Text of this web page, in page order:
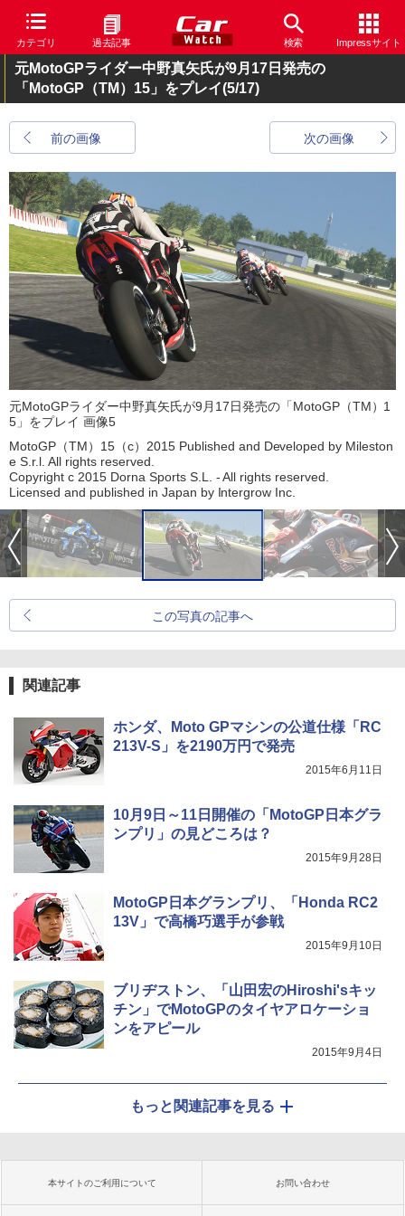
カテゴリ 過去記事 検索 Impressサイト
元MotoGPライダー中野真矢氏が9月17日発売の
「MotoGP（TM）15」をプレイ(5/17)
前の画像 次の画像
元MotoGPライダー中野真矢氏が9月17日発売の「MotoGP（TM）1
5」をプレイ 画像5
MotoGP（TM）15（c）2015 Published and Developed by Mileston
e S.r.l. All rights reserved.
Copyright c 2015 Dorna Sports S.L. - All rights reserved.
Licensed and published in Japan by Intergrow Inc.
この写真の記事へ
関連記事
ホンダ、Moto GPマシンの公道仕様「RC
213V-S」を2190万円で発売
2015年6月11日
10月9日～11日開催の「MotoGP日本グラ
ンプリ」の見どころは？
2015年9月28日
MotoGP日本グランプリ、「Honda RC2
13V」で高橋巧選手が参戦
2015年9月10日
ブリヂストン、「山田宏のHiroshi'sキッ
チン」でMotoGPのタイヤアロケーショ
ンをアピール
2015年9月4日
もっと関連記事を見る
本サイトのご利用について お問い合わせ